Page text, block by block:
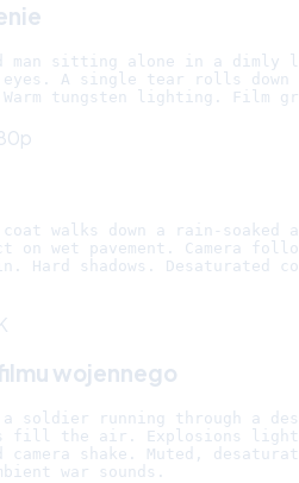
man sitting alone in a
eyes. A single tear rolls down
walks down a rain-soaked
wet pavement. Camera
Hard shadows. Desaturated
wojennego
a soldier running through a
fill the air. Explosions light
camera shake. Muted,